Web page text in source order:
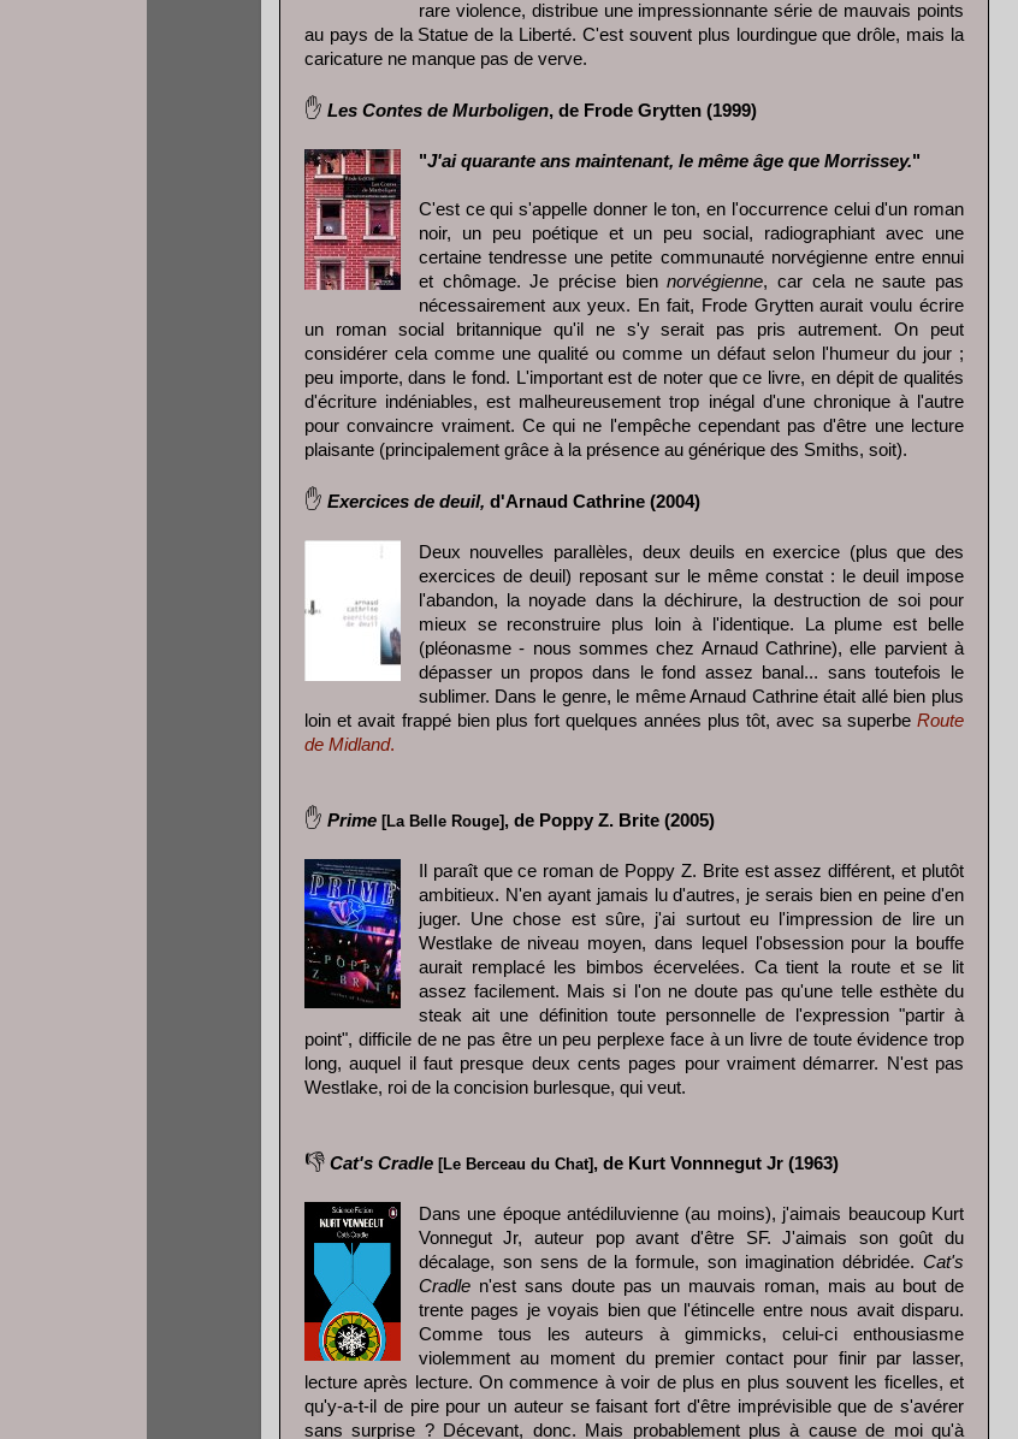
rare violence, distribue une impressionnante série de mauvais points
au pays de la Statue de la Liberté. C'est souvent plus lourdingue que drôle, mais la
caricature ne manque pas de verve.
✋ Les Contes de Murboligen, de Frode Grytten (1999)
"J'ai quarante ans maintenant, le même âge que Morrissey."
C'est ce qui s'appelle donner le ton, en l'occurrence celui d'un roman
noir, un peu poétique et un peu social, radiographiant avec une
certaine tendresse une petite communauté norvégienne entre ennui
et chômage. Je précise biennorvégienne, car cela ne saute pas
nécessairement aux yeux. En fait, Frode Grytten aurait voulu écrire
un roman social britannique qu'il ne s'y serait pas pris autrement. On peut
considérer cela comme une qualité ou comme un défaut selon l'humeur du jour ;
peu importe, dans le fond. L'important est de noter que ce livre, en dépit de qualités
d'écriture indéniables, est malheureusement trop inégal d'une chronique à l'autre
pour convaincre vraiment. Ce qui ne l'empêche cependant pas d'être une lecture
plaisante (principalement grâce à la présence au générique des Smiths, soit).
✋ Exercices de deuil, d'Arnaud Cathrine (2004)
Deux nouvelles parallèles, deux deuils en exercice (plus que des
exercices de deuil) reposant sur le même constat : le deuil impose
l'abandon, la noyade dans la déchirure, la destruction de soi pour
mieux se reconstruire plus loin à l'identique. La plume est belle
(pléonasme - nous sommes chez Arnaud Cathrine), elle parvient à
dépasser un propos dans le fond assez banal... sans toutefois le
sublimer. Dans le genre, le même Arnaud Cathrine était allé bien plus
loin et avait frappé bien plus fort quelques années plus tôt, avec sa superbe Route
de Midland.
✋ Prime [La Belle Rouge], de Poppy Z. Brite (2005)
Il paraît que ce roman de Poppy Z. Brite est assez différent, et plutôt
ambitieux. N'en ayant jamais lu d'autres, je serais bien en peine d'en
juger. Une chose est sûre, j'ai surtout eu l'impression de lire un
Westlake de niveau moyen, dans lequel l'obsession pour la bouffe
aurait remplacé les bimbos écervelées. Ca tient la route et se lit
assez facilement. Mais si l'on ne doute pas qu'une telle esthète du
steak ait une définition toute personnelle de l'expression "partir à
point", difficile de ne pas être un peu perplexe face à un livre de toute évidence trop
long, auquel il faut presque deux cents pages pour vraiment démarrer. N'est pas
Westlake, roi de la concision burlesque, qui veut.
👎 Cat's Cradle [Le Berceau du Chat], de Kurt Vonnnegut Jr (1963)
Dans une époque antédiluvienne (au moins), j'aimais beaucoup Kurt
Vonnegut Jr, auteur pop avant d'être SF. J'aimais son goût du
décalage, son sens de la formule, son imagination débridée. Cat's
Cradlen'est sans doute pas un mauvais roman, mais au bout de
trente pages je voyais bien que l'étincelle entre nous avait disparu.
Comme tous les auteurs à gimmicks, celui-ci enthousiasme
violemment au moment du premier contact pour finir par lasser,
lecture après lecture. On commence à voir de plus en plus souvent les ficelles, et
qu'y-a-t-il de pire pour un auteur se faisant fort d'être imprévisible que de s'avérer
sans surprise ? Décevant, donc. Mais probablement plus à cause de moi qu'à